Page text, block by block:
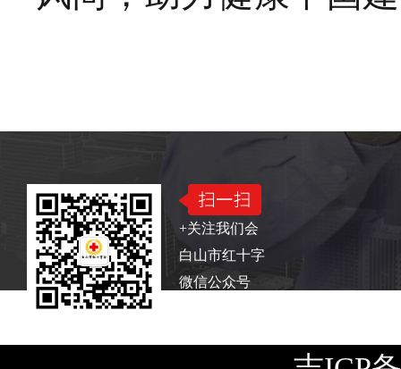
+关注我们会
白山市红十字
微信公众号